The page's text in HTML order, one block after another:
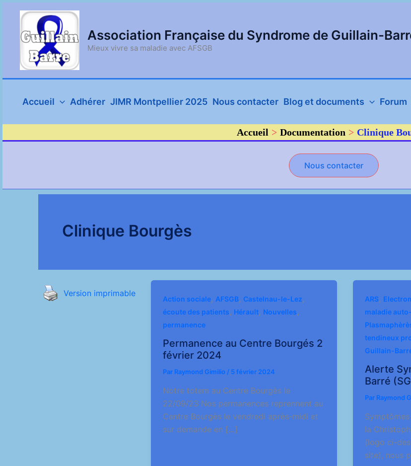
contenu
Association Française du Syndrome de Guillain-
Mieux vivre sa maladie avec AFSGB
Accueil Adhérer JIMR Montpellier 2025 Nous contacter Blog et documents Forum
Accueil Documentation Clinique
Nous contacter
Clinique Bourgès
Version imprimable
Action sociale, AFSGB, Castelnau-le-Lez,
écoute des patients, Hérault, Nouvelles,
permanence
Permanence au Centre Bourgés 2
février 2024
Par Raymond Gimilio / 5 février 2024
Notre totem au Centre Bourgès le
22/09/23 Nos permanences reprennent au
Centre Bourgès le vendredi après-midi et
sur demande en […]
ARS,
maladie
tendineux
Guillain-
Alerte
Barré
Par Raymond
la
(logo ci-
site), nous